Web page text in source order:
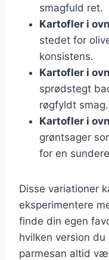
smagfuld ret.
Kartofler i
stedet for
konsistens.
Kartofler i
sprødstegt
røgfyldt smag.
Kartofler i
grøntsager
for en
Disse variationer
eksperimentere
finde din egen
hvilken version
parmesan altid